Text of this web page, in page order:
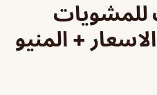
+ المنيو